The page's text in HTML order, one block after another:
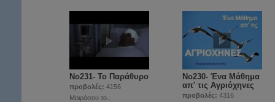
No231- Το Παράθυρο
προβολές: 4156
Μοιράσου το..
No230- Ένα Μάθημα
απ' τις Aγριόχηνες
προβολές: 4316